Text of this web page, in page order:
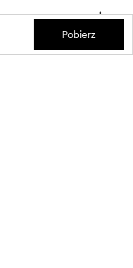
Pobierz